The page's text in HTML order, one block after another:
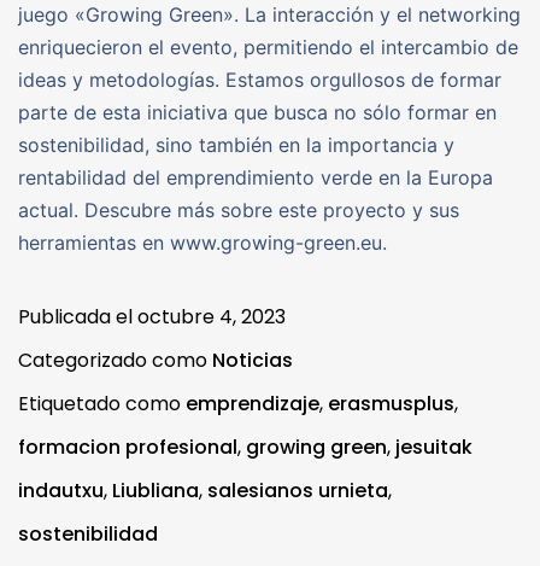
juego «Growing Green». La interacción y el networking
enriquecieron el evento, permitiendo el intercambio de
ideas y metodologías. Estamos orgullosos de formar
parte de esta iniciativa que busca no sólo formar en
sostenibilidad, sino también en la importancia y
rentabilidad del emprendimiento verde en la Europa
actual. Descubre más sobre este proyecto y sus
herramientas en www.growing-green.eu.
Publicada eloctubre 4, 2023
Categorizado como Noticias
Etiquetado como emprendizaje, erasmusplus,
formacion profesional, growing green, jesuitak
indautxu, Liubliana, salesianos urnieta,
sostenibilidad